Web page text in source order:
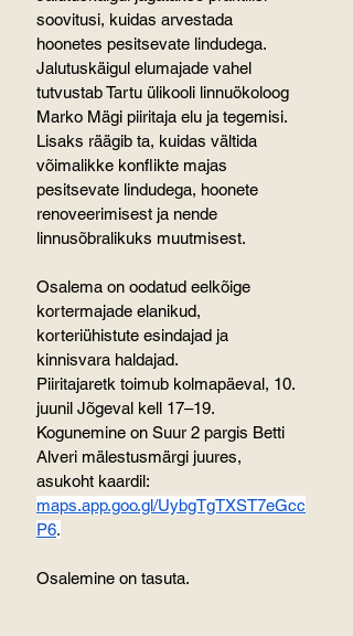
soovitusi, kuidas arvestada
hoonetes pesitsevate lindudega.
Jalutuskäigul elumajade vahel
tutvustab Tartu ülikooli linnuökoloog
Marko Mägi piiritaja elu ja tegemisi.
Lisaks räägib ta, kuidas vältida
võimalikke konflikte majas
pesitsevate lindudega, hoonete
renoveerimisest ja nende
linnusõbralikuks muutmisest.
Osalema on oodatud eelkõige
kortermajade elanikud,
korteriühistute esindajad ja
kinnisvara haldajad.
Piiritajaretk toimub kolmapäeval, 10.
juunil Jõgeval kell 17–19.
Kogunemine on Suur 2 pargis Betti
Alveri mälestusmärgi juures,
asukoht kaardil:
maps.app.goo.gl/UybgTgTXST7eGcc
P6.
Osalemine on tasuta.